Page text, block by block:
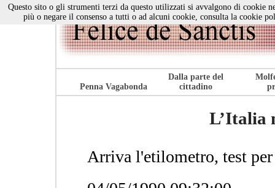
Penna Vagabonda
Dalla parte del
cittadino
L’Italia
Arriva l'etilometro, test
Questo sito o gli strumenti terzi da questo utilizzati si avvalgono di cookie
più o negare il consenso a tutti o ad alcuni cookie, consulta la cookie